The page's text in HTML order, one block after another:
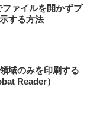
ァイルを開かずプ
する方法
域のみを印刷する
Reader）